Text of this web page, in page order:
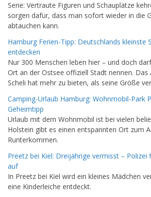
Serie: Vertraute Figuren und Schauplätze
sorgen dafür, dass man sofort wieder in die
abtauchen kann.
Hamburg Ferien-Tipp: Deutschlands kleinste
entdecken
Nur 300 Menschen leben hier – und doch
Ort an der Ostsee offiziell Stadt nennen. Das
Scheli hat mehr zu bieten, als seine Größe
Camping-Urlaub Hamburg: Wohnmobil-Park
Geheimtipp
Urlaub mit dem Wohnmobil ist bei vielen
Holstein gibt es einen entspannten Ort zum
Runterkommen.
Preetz bei Kiel: Dreijährige vermisst –
auf
In Preetz bei Kiel wird ein kleines Mädchen
eine Kinderleiche entdeckt.